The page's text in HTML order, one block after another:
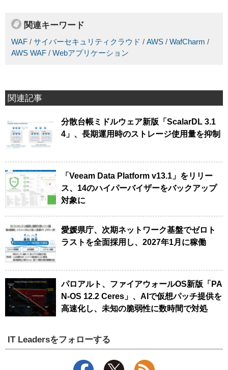
関連キーワード
WAF / サイバーセキュリティクラウド / AWS / WafCharm /
AWS WAF / Webアプリケーション
関連記事
分散台帳ミドルウェア新版「ScalarDL 3.1
4」、長期運用時のストレージ使用量を抑制
「Veeam Data Platform v13.1」をリリー
ス、14のハイパーバイザーをバックアップ
対象に
愛媛県庁、次期ネットワーク基盤でゼロト
ラストを全面採用し、2027年1月に稼働
パロアルト、ファイアウォールOS新版「PA
N-OS 12.2 Ceres」、AIで仮想パッチ提供を
高速化し、未知の脆弱性に数時間で対処
IT Leadersをフォローする